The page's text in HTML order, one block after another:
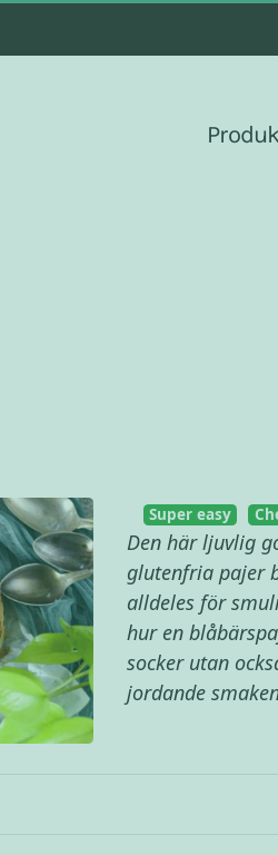
Super easy
Den här ljuvlig
glutenfria pajer
alldeles för
hur en
socker utan
jordande